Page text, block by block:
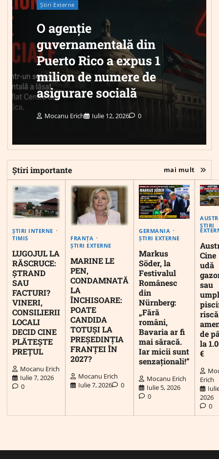
Știri Externe
O agenție
guvernamentală din
Puerto Rico a expus 1
milion de numere de
asigurare socială
Mocanu Erich Iulie 12, 2026 0
Știri importante mai mult
ȘTIRI INTERNE
TIMIS
LUGOJUL LA
RĂSCRUCE:
ȘTRAND
SAU
FACTURI?
VINERI,
CONSILIERII
LOCALI
DECID CINE
PLĂTEȘTE
PREȚUL
Mocanu Erich
Iulie 7, 2026
0
FRANȚA
ȘTIRI EXTERNE
MARINE LE
PEN,
CONDAMNATĂ
LA
ÎNCHISOARE:
POATE
CANDIDA
TOTUȘI LA
PREȘEDINȚIA
FRANȚEI ÎN
2027?
Mocanu Erich
Iulie 7, 2026
0
GERMANIA
ȘTIRI EXTERNE
Markus
Söder, la
Festivalul
Românesc
din
Nürnberg:
„Fără
români,
Bavaria ar fi
mai săracă.
Iar micii sunt
senzaționali!”
Mocanu Erich
Iulie 5, 2026
0
ȘTIRI
Cine
udă
sau
riscă
de
la
€
Erich
2026
0